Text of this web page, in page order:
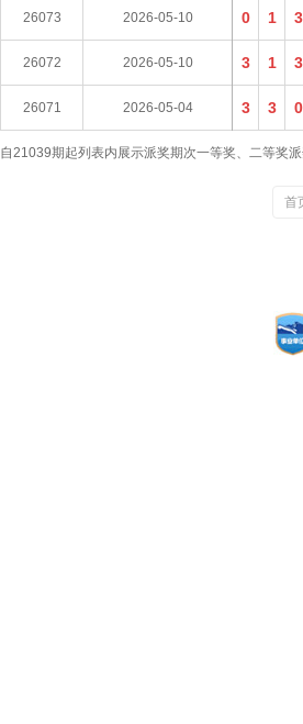
26073 2026-05-10 0 1 3
26072 2026-05-10 3 1 3
26071 2026-05-04 3 3 0
自21039期起列表内展示派奖期次一等奖、二等奖
首